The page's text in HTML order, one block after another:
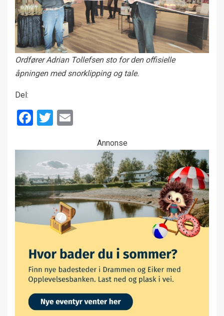
Ordfører Adrian Tollefsen sto for den offisielle
åpningen med snorklipping og tale.
Del:
Facebook
Twitter
Annonse